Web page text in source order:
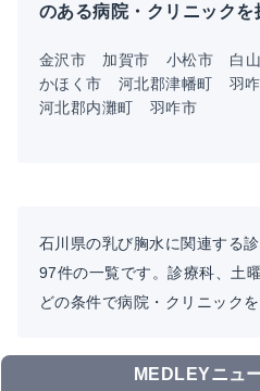
のある病院・クリニックを
金沢市 加賀市 小松市 白
かほく市
河北郡津幡町 羽
河北郡内灘町
羽咋市
石川県の乳び胸水に関連する
97件の一覧です。診療科、土
どの条件で病院・クリニックを
MEDLEYニュ